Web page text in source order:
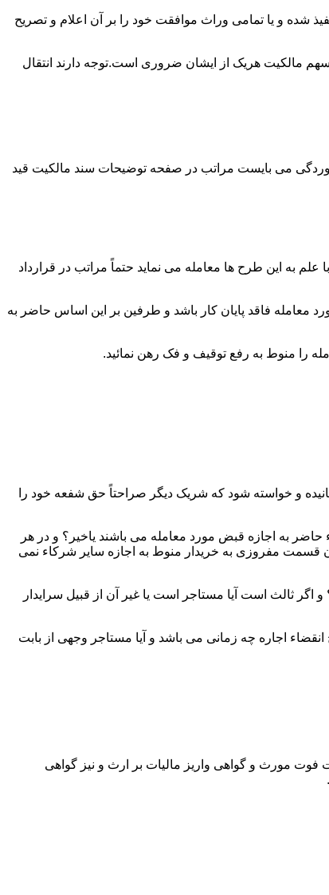
و یا تمامی وراث موافقت خود را بر آن اعلام و تصریح
مالکیت هریک از ایشان ضروری است.توجه دارند انتقال
می بایست مراتب در صفحه توضیحات سند مالکیت قید
به این طرح ها معامله می نماید حتماً مراتب در قرارداد
معامله فاقد پایان کار باشد و طرفین بر این اساس حاضر به
و خواسته شود که شریک دیگر صراحتاً حق شفعه خود را
به اجازه قبض مورد معامله می باشند یاخیر؟ و در هر
مفروزی به خریدار منوط به اجازه سایر شرکاء نمی
ثالث است آیا مستاجر است یا غیر آن از قبیل سرایدار
اجاره چه زمانی می باشد و آیا مستاجر وجهی از بابت
فوت مورث و گواهی واریز مالیات بر ارث و نیز گواهی